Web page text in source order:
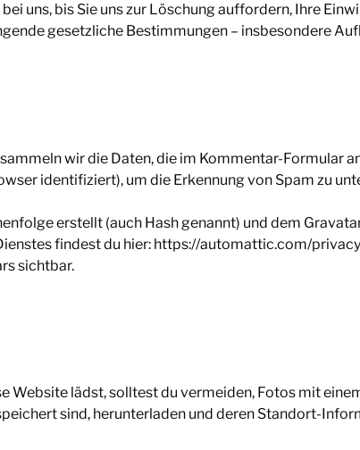
uns, bis Sie uns zur Löschung auffordern, Ihre
gesetzliche Bestimmungen – insbesondere
wir die Daten, die im Kommentar-Formular
identifiziert), um die Erkennung von Spam zu
erstellt (auch Hash genannt) und dem
findest du hier: https://automattic.com/
sichtbar.
Website lädst, solltest du vermeiden, Fotos mit
sind, herunterladen und deren Standort-